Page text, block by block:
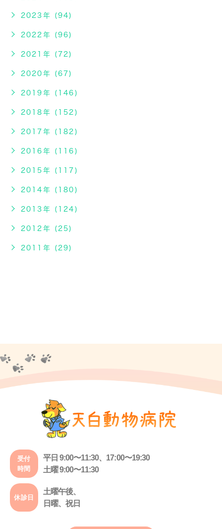
2023年 (94)
2022年 (96)
2021年 (72)
2020年 (67)
2019年 (146)
2018年 (152)
2017年 (182)
2016年 (116)
2015年 (117)
2014年 (180)
2013年 (124)
2012年 (25)
2011年 (29)
受付
時間
平日 9:00〜11:30、17:00〜19:30
土曜 9:00〜11:30
休診日
土曜午後、
日曜、祝日